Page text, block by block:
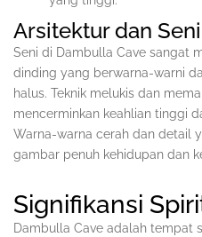
Arsitektur dan Seni
Seni di Dambulla Cave sangat
dinding yang berwarna-warni
halus. Teknik melukis dan
mencerminkan keahlian tinggi
Warna-warna cerah dan detail
gambar penuh kehidupan dan
Signifikansi
Dambulla Cave adalah tempat